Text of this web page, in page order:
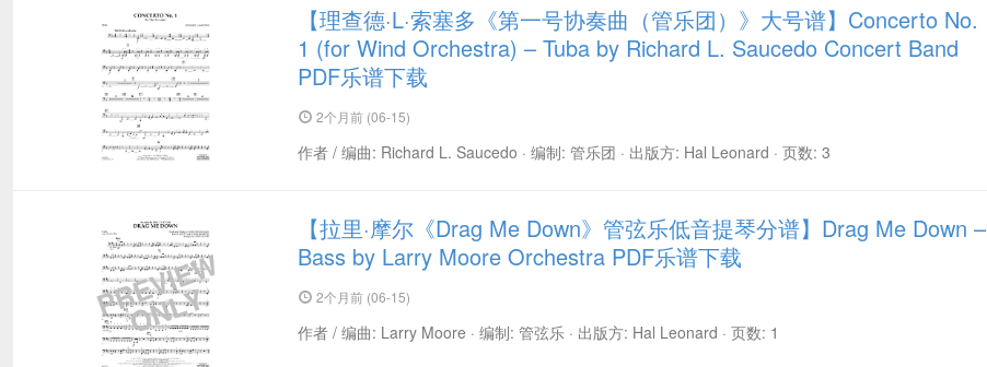
【理查德·L·索塞多《第一号协奏曲（管乐团）》大号谱】Concerto No.
1 (for Wind Orchestra) – Tuba by Richard L. Saucedo Concert Band
PDF乐谱下载
2个月前 (06-15)
作者 / 编曲: Richard L. Saucedo · 编制: 管乐团 · 出版方: Hal Leonard · 页数: 3
【拉里·摩尔《Drag Me Down》管弦乐低音提琴分谱】Drag Me Down –
Bass by Larry Moore Orchestra PDF乐谱下载
2个月前 (06-15)
作者 / 编曲: Larry Moore · 编制: 管弦乐 · 出版方: Hal Leonard · 页数: 1